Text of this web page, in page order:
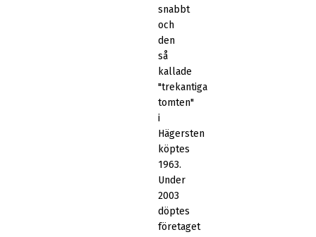
snabbt
och
den
så
kallade
"trekantiga
tomten"
i
Hägersten
köptes
1963.
Under
2003
döptes
företaget